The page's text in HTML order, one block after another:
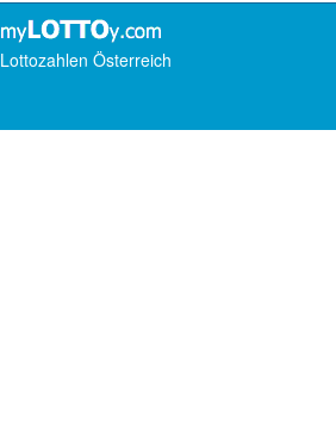
Lottozahlen Österreich